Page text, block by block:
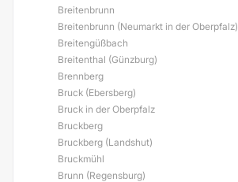
Breitenbrunn
Breitenbrunn (Neumarkt in der Oberpfalz)
Breitengüßbach
Breitenthal (Günzburg)
Brennberg
Bruck (Ebersberg)
Bruck in der Oberpfalz
Bruckberg
Bruckberg (Landshut)
Bruckmühl
Brunn (Regensburg)